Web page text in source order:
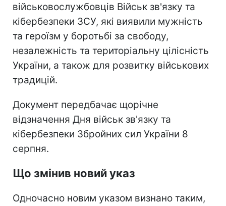
військовослужбовців Військ зв'язку та
кібербезпеки ЗСУ, які виявили мужність
та героїзм у боротьбі за свободу,
незалежність та територіальну цілісність
України, а також для розвитку військових
традицій.
Документ передбачає щорічне
відзначення Дня військ зв'язку та
кібербезпеки Збройних сил України 8
серпня.
Що змінив новий указ
Одночасно новим указом визнано таким,